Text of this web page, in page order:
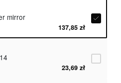
mirror
137,85 zł
23,69 zł